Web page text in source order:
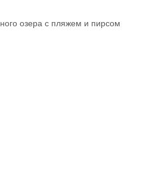
озера с пляжем и пирсом